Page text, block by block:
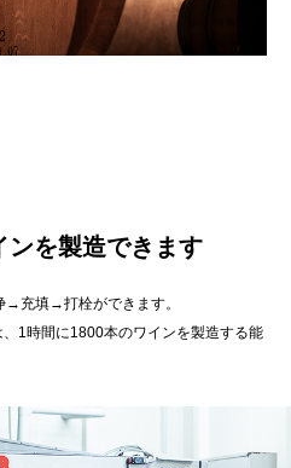
ンを製造できます
→充填→打栓ができます。
1時間に1800本のワインを製造する能